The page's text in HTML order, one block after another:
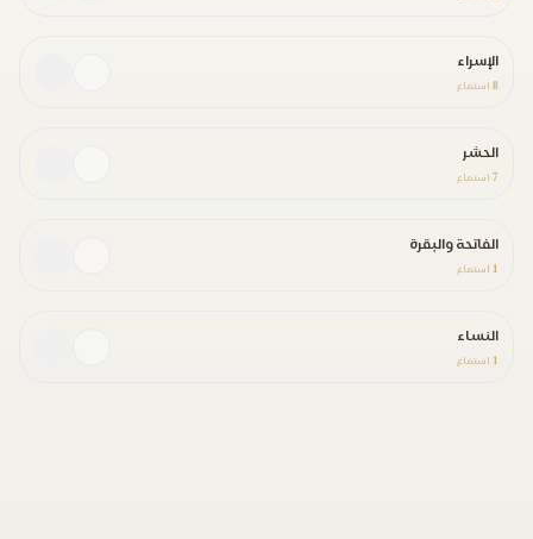
الإسراء
8 استماع
الحشر
7 استماع
الفاتحة والبقرة
1 استماع
النساء
1 استماع